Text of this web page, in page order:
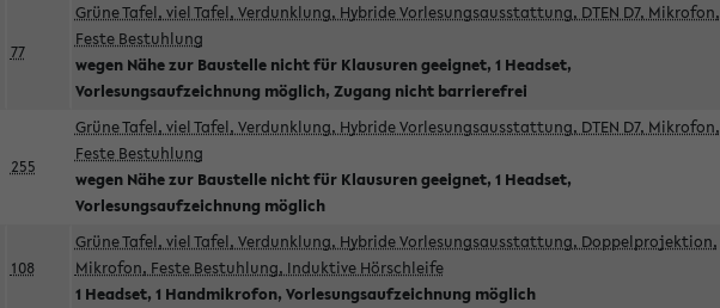
77
Grüne Tafel, viel Tafel, Verdunklung, Hybride Vorlesungsausstattung, DTEN D7, Mikrofon,
Feste Bestuhlung
wegen Nähe zur Baustelle nicht für Klausuren geeignet, 1 Headset,
Vorlesungsaufzeichnung möglich, Zugang nicht barrierefrei
255
Grüne Tafel, viel Tafel, Verdunklung, Hybride Vorlesungsausstattung, DTEN D7, Mikrofon,
Feste Bestuhlung
wegen Nähe zur Baustelle nicht für Klausuren geeignet, 1 Headset,
Vorlesungsaufzeichnung möglich
108
Grüne Tafel, viel Tafel, Verdunklung, Hybride Vorlesungsausstattung, Doppelprojektion,
Mikrofon, Feste Bestuhlung, Induktive Hörschleife
1 Headset, 1 Handmikrofon, Vorlesungsaufzeichnung möglich